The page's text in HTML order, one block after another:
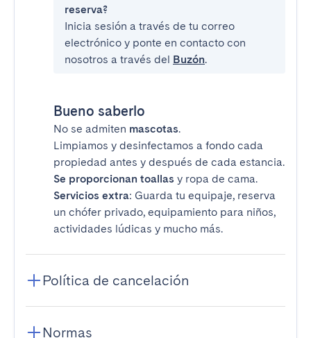
reserva?
Inicia sesión a través de tu correo
electrónico y ponte en contacto con
nosotros a través del Buzón.
Bueno saberlo
No se admiten mascotas.
Limpiamos y desinfectamos a fondo cada
propiedad antes y después de cada estancia.
Se proporcionan toallas y ropa de cama.
Servicios extra: Guarda tu equipaje, reserva
un chófer privado, equipamiento para niños,
actividades lúdicas y mucho más.
Política de cancelación
Normas